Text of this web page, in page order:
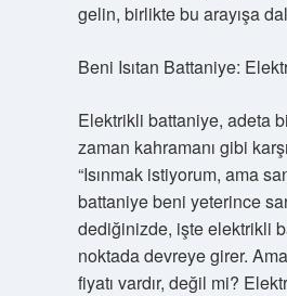
gelin, birlikte bu arayışa
Beni Isıtan Battaniye:
Elektrikli battaniye, adeta
zaman kahramanı gibi
“Isınmak istiyorum, ama
battaniye beni yeterince
dediğinizde, işte elektrikli
noktada devreye girer.
fiyatı vardır, değil mi?